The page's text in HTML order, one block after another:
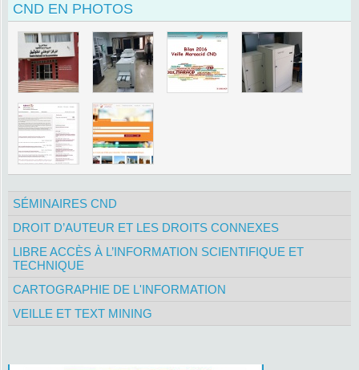
CND EN PHOTOS
SÉMINAIRES CND
DROIT D’AUTEUR ET LES DROITS CONNEXES
LIBRE ACCÈS À L’INFORMATION SCIENTIFIQUE ET
TECHNIQUE
CARTOGRAPHIE DE L'INFORMATION
VEILLE ET TEXT MINING